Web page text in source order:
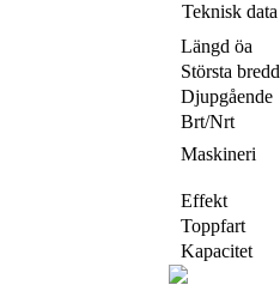
Teknisk data
Längd öa
Största bredd
Djupgående
Brt/Nrt
Maskineri
Effekt
Toppfart
Kapacitet